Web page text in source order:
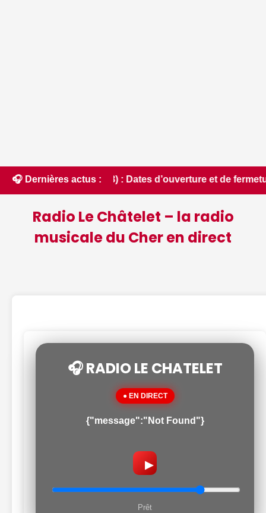
🎧 Dernières actus :
(18) : Dates d’ouverture et de fermeture de la
Radio Le Châtelet – la radio
musicale du Cher en direct
🎧 RADIO LE CHATELET
● EN DIRECT
{"message":"Not Found"}
▶
Prêt